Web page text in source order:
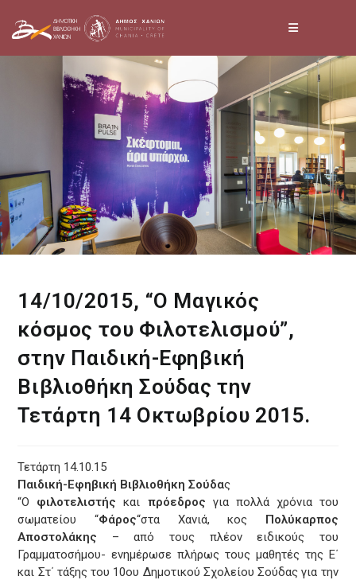
14/10/2015, “Ο Μαγικός
κόσμος του Φιλοτελισμού”,
στην Παιδική-Εφηβική
Βιβλιοθήκη Σούδας την
Τετάρτη 14 Οκτωβρίου 2015.
Τετάρτη 14.10.15
Παιδική-Εφηβική Βιβλιοθήκη Σούδας
“Ο φιλοτελιστής και πρόεδρος για πολλά χρόνια του
σωματείου “Φάρος“στα Χανιά, κος Πολύκαρπος
Αποστολάκης – από τους πλέον ειδικούς του
Γραμματοσήμου- ενημέρωσε πλήρως τους μαθητές της Ε΄
και Στ΄ τάξης του 10ου Δημοτικού Σχολείου Σούδας για την